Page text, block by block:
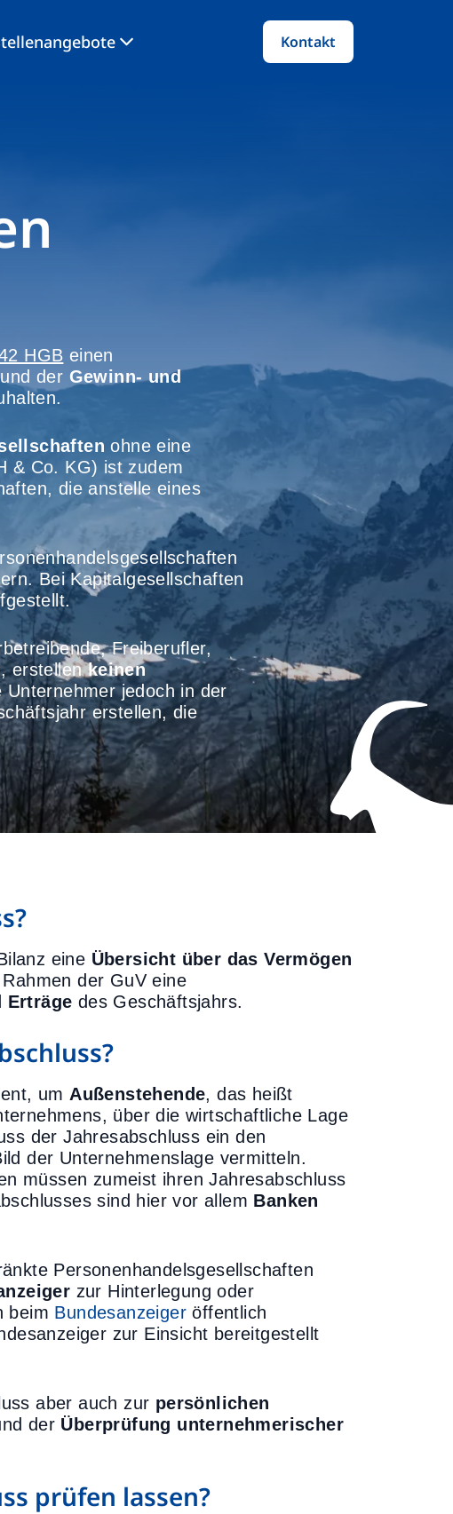
Kontakt
HGB einen
der Gewinn- und
ohne eine
& Co. KG) ist zudem
die anstelle eines
Bei Kapitalgesellschaften
Freiberufler,
erstellenkeinen
jedoch in der
erstellen, die
eine Übersicht über das Vermögen
der GuV eine
Erträge des Geschäftsjahrs.
um Außenstehende, das heißt
über die wirtschaftliche Lage
der Jahresabschluss ein den
der Unternehmenslage vermitteln.
müssen zumeist ihren Jahresabschluss
sind hier vor allem Banken
Personenhandelsgesellschaften
zur Hinterlegung oder
beim Bundesanzeiger öffentlich
zur Einsicht bereitgestellt
aber auch zur persönlichen
der Überprüfung unternehmerischer
prüfen lassen?